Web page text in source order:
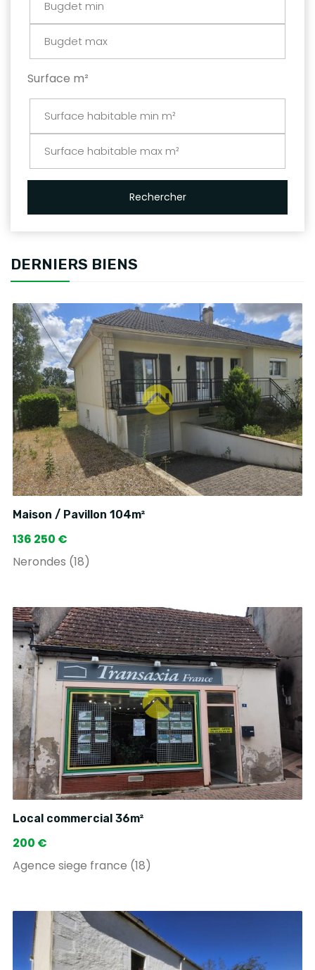
Surface m²
Rechercher
DERNIERS BIENS
Maison / Pavillon 104m²
136 250 €
Nerondes (18)
Local commercial 36m²
200 €
Agence siege france (18)